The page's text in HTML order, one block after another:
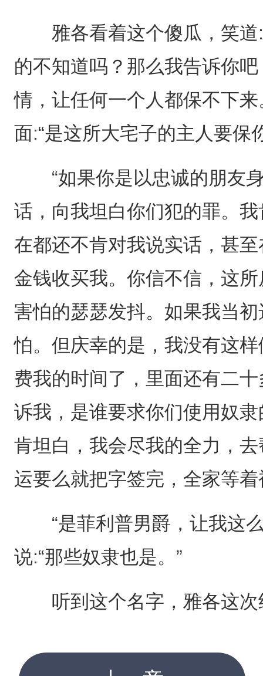
雅各看着这个傻瓜，笑道
的不知道吗？那么我告诉你
情，让任何一个人都保不下
面:“是这所大宅子的主人要保
“如果你是以忠诚的朋友身
话，向我坦白你们犯的罪。
在都还不肯对我说实话，甚
金钱收买我。你信不信，这
害怕的瑟瑟发抖。如果我当
怕。但庆幸的是，我没有这
费我的时间了，里面还有二
诉我，是谁要求你们使用奴
肯坦白，我会尽我的全力，
运要么就把字签完，全家等
“是菲利普男爵，让我这么
说:“那些奴隶也是。”
听到这个名字，雅各这次